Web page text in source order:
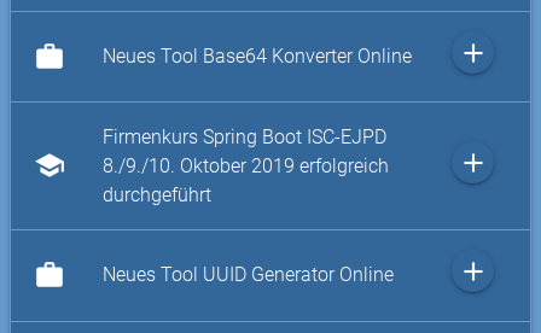
work Neues Tool Base64 Konverter Online add
school
Firmenkurs Spring Boot ISC-EJPD
8./9./10. Oktober 2019 erfolgreich
durchgeführt
add
work Neues Tool UUID Generator Online add